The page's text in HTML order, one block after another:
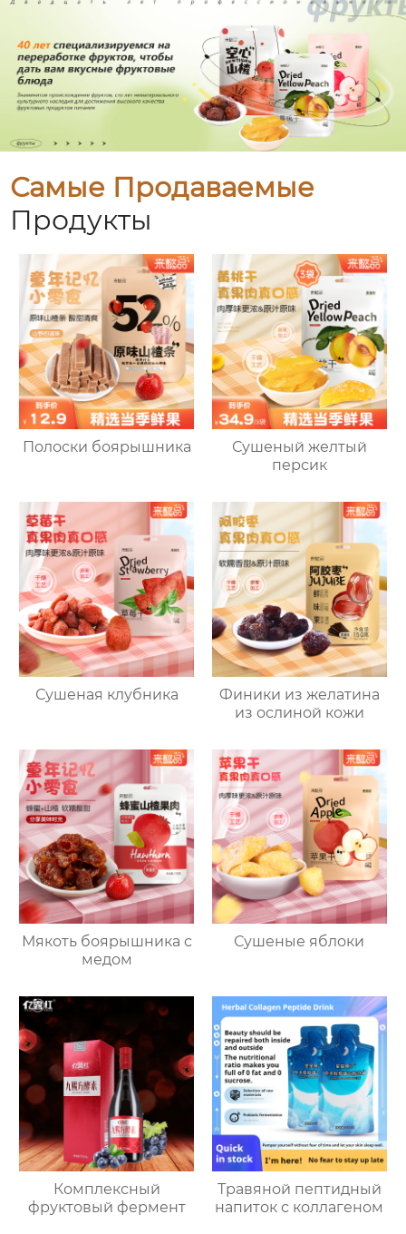
Самые Продаваемые
Продукты
Полоски боярышника
Сушеный желтый
персик
Сушеная клубника
Финики из желатина
из ослиной кожи
Мякоть боярышника с
медом
Сушеные яблоки
Комплексный
фруктовый фермент
Травяной пептидный
напиток с коллагеном